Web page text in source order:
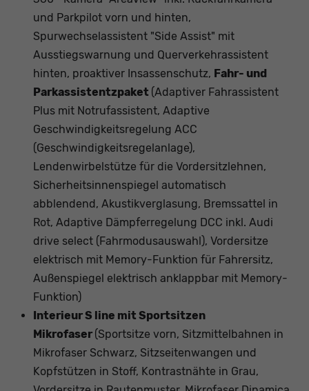
und Parkpilot vorn und hinten,
Spurwechselassistent "Side Assist" mit
Ausstiegswarnung und Querverkehrassistent
hinten, proaktiver Insassenschutz, Fahr- und
Parkassistentzpaket (Adaptiver Fahrassistent
Plus mit Notrufassistent, Adaptive
Geschwindigkeitsregelung ACC
(Geschwindigkeitsregelanlage),
Lendenwirbelstütze für die Vordersitzlehnen,
Sicherheitsinnenspiegel automatisch
abblendend, Akustikverglasung, Bremssattel in
Rot, Adaptive Dämpferregelung DCC inkl. Audi
drive select (Fahrmodusauswahl), Vordersitze
elektrisch mit Memory-Funktion für Fahrersitz,
Außenspiegel elektrisch anklappbar mit Memory-
Funktion)
Interieur S line mit Sportsitzen
Mikrofaser (Sportsitze vorn, Sitzmittelbahnen in
Mikrofaser Schwarz, Sitzseitenwangen und
Kopfstützen in Stoff, Kontrastnähte in Grau,